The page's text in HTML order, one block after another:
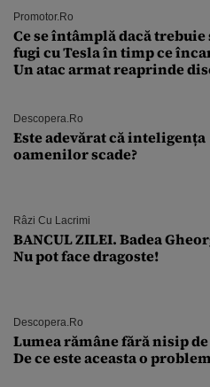
Promotor.ro
Ce se întâmplă dacă trebuie
fugi cu Tesla în timp ce
Un atac armat reaprinde
Descopera.ro
Este adevărat că inteligența
oamenilor scade?
Râzi Cu Lacrimi
BANCUL ZILEI. Badea
Nu pot face dragoste!
Descopera.ro
Lumea rămâne fără nisip
De ce este aceasta o